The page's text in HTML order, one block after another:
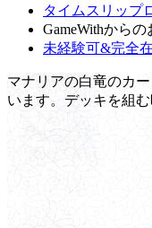
タイムスリップ
GameWithから
未経験可&完全
マナリアの白竜のカ
います。デッキを組